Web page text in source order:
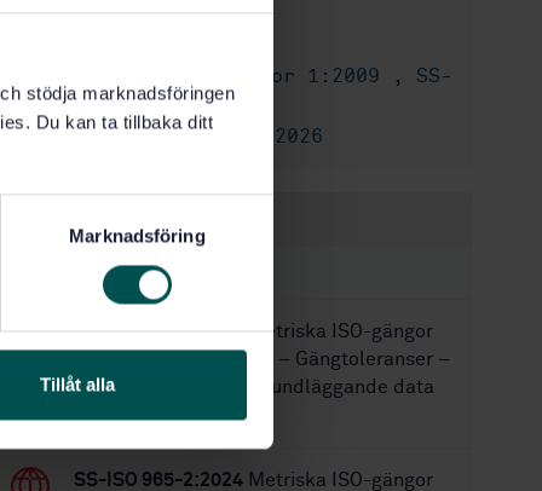
stödja marknadsföringen
Du kan ta tillbaka ditt
Marknadsföring
Tillåt alla
2015-12-07
SS-ISO 965-1/Cor 1:2009 , SS-
ISO 965-1
SS-ISO 965-1:2026
STANDARDER
SS-ISO 965-1:2026Metriska ISO-gängor
för allmän användning – Gängtoleranser –
Del 1: Principer och grundläggande data
(ISO 965-1:2026, IDT)
SS-ISO 965-2:2024 Metriska ISO-gängor